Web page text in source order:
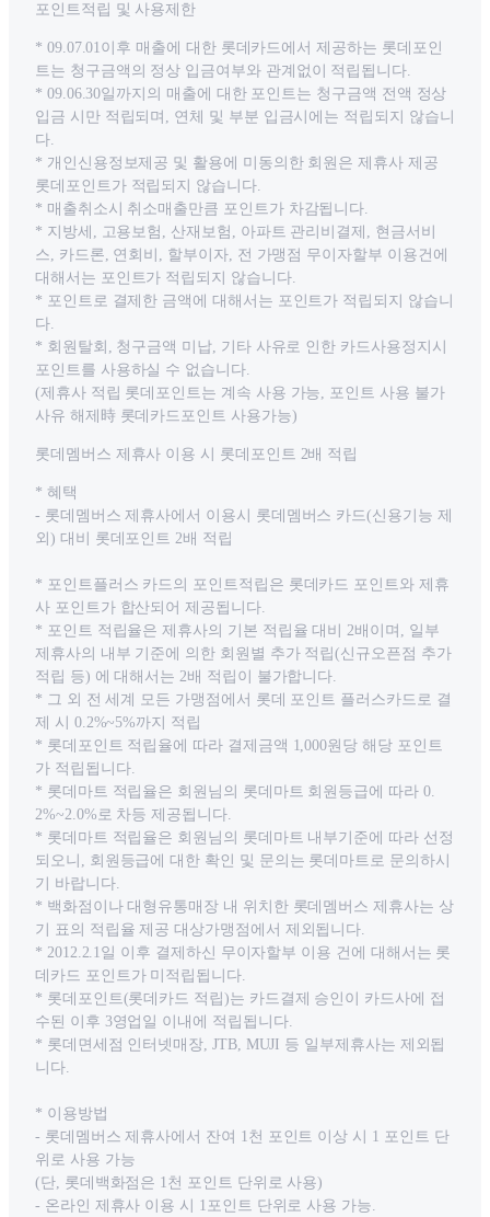
포인트적립 및 사용제한
* 09.07.01이후 매출에 대한 롯데카드에서 제공하는 롯데포인
트는 청구금액의 정상 입금여부와 관계없이 적립됩니다.
* 09.06.30일까지의 매출에 대한 포인트는 청구금액 전액 정상
입금 시만 적립되며, 연체 및 부분 입금시에는 적립되지 않습니
다.
* 개인신용정보제공 및 활용에 미동의한 회원은 제휴사 제공
롯데포인트가 적립되지 않습니다.
* 매출취소시 취소매출만큼 포인트가 차감됩니다.
* 지방세, 고용보험, 산재보험, 아파트 관리비결제, 현금서비
스, 카드론, 연회비, 할부이자, 전 가맹점 무이자할부 이용건에
대해서는 포인트가 적립되지 않습니다.
* 포인트로 결제한 금액에 대해서는 포인트가 적립되지 않습니
다.
* 회원탈회, 청구금액 미납, 기타 사유로 인한 카드사용정지시
포인트를 사용하실 수 없습니다.
(제휴사 적립 롯데포인트는 계속 사용 가능, 포인트 사용 불가
사유 해제時 롯데카드포인트 사용가능)
롯데멤버스 제휴사 이용 시 롯데포인트 2배 적립
* 혜택
- 롯데멤버스 제휴사에서 이용시 롯데멤버스 카드(신용기능 제
외) 대비 롯데포인트 2배 적립
* 포인트플러스 카드의 포인트적립은 롯데카드 포인트와 제휴
사 포인트가 합산되어 제공됩니다.
* 포인트 적립율은 제휴사의 기본 적립율 대비 2배이며, 일부
제휴사의 내부 기준에 의한 회원별 추가 적립(신규오픈점 추가
적립 등) 에 대해서는 2배 적립이 불가합니다.
* 그 외 전 세계 모든 가맹점에서 롯데 포인트 플러스카드로 결
제 시 0.2%~5%까지 적립
* 롯데포인트 적립율에 따라 결제금액 1,000원당 해당 포인트
가 적립됩니다.
* 롯데마트 적립율은 회원님의 롯데마트 회원등급에 따라 0.
2%~2.0%로 차등 제공됩니다.
* 롯데마트 적립율은 회원님의 롯데마트 내부기준에 따라 선정
되오니, 회원등급에 대한 확인 및 문의는 롯데마트로 문의하시
기 바랍니다.
* 백화점이나 대형유통매장 내 위치한 롯데멤버스 제휴사는 상
기 표의 적립율 제공 대상가맹점에서 제외됩니다.
* 2012.2.1일 이후 결제하신 무이자할부 이용 건에 대해서는 롯
데카드 포인트가 미적립됩니다.
* 롯데포인트(롯데카드 적립)는 카드결제 승인이 카드사에 접
수된 이후 3영업일 이내에 적립됩니다.
* 롯데면세점 인터넷매장, JTB, MUJI 등 일부제휴사는 제외됩
니다.
* 이용방법
- 롯데멤버스 제휴사에서 잔여 1천 포인트 이상 시 1 포인트 단
위로 사용 가능
(단, 롯데백화점은 1천 포인트 단위로 사용)
- 온라인 제휴사 이용 시 1포인트 단위로 사용 가능.